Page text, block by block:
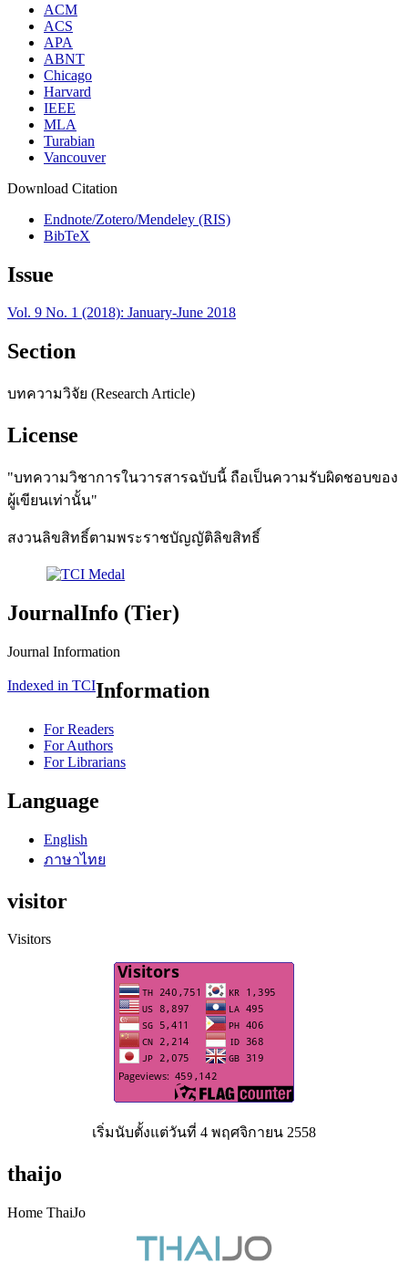
ACM
ACS
APA
ABNT
Chicago
Harvard
IEEE
MLA
Turabian
Vancouver
Download Citation
Endnote/Zotero/Mendeley (RIS)
BibTeX
Issue
Vol. 9 No. 1 (2018): January-June 2018
Section
บทความวิจัย (Research Article)
License
"บทความวิชาการในวารสารฉบับนี้ ถือเป็นความรับผิดชอบของ
ผู้เขียนเท่านั้น"
สงวนลิขสิทธิ์ตามพระราชบัญญัติลิขสิทธิ์
JournalInfo (Tier)
Journal Information
Indexed in TCIInformation
For Readers
For Authors
For Librarians
Language
English
ภาษาไทย
visitor
Visitors
เริ่มนับตั้งแต่วันที่ 4 พฤศจิกายน 2558
thaijo
Home ThaiJo